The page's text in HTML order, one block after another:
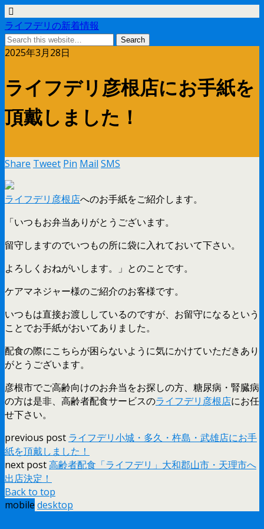
ライフデリの新着情報
2025年3月28日
ライフデリ彦根店にお手紙を
頂戴しました！
Share Tweet Pin Mail SMS
ライフデリ彦根店へのお手紙をご紹介します。
「いつもお弁当ありがとうございます。
留守しますのでいつもの所に袋に入れておいて下さい。
よろしくおねがいします。」とのことです。
ケアマネジャー様のご紹介のお客様です。
いつもは直接お渡ししているのですが、お留守になるという
ことでお手紙がおいてありました。
配食の際にこちらが困らないように気にかけていただきあり
がとうございます。
彦根市でご高齢向けのお弁当をお探しの方、糖尿病・腎臓病
の方は是非、高齢者配食サービスのライフデリ彦根店にお任
せ下さい。
previous post ライフデリ小城・多久・杵島・武雄店にお手
紙を頂戴しました！
next post高齢者配食「ライフデリ」大和郡山市・天理市へ
出店決定！
Back to top
mobile desktop